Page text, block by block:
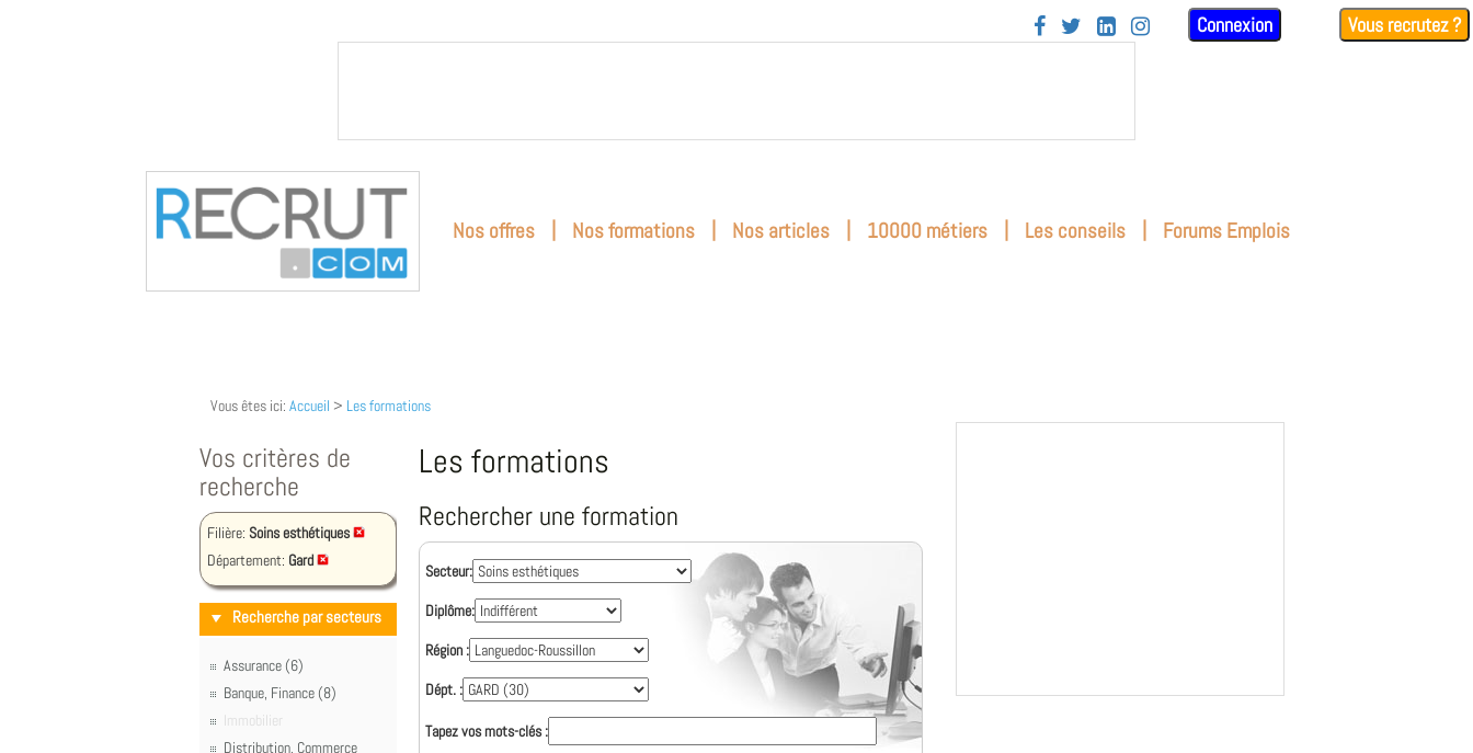
    Connexion Vous recrutez ?
Nos offres | Nos formations | Nos articles | 10000 métiers | Les conseils | Forums Emplois
Vous êtes ici: Accueil > Les formations
Vos critères de
recherche
Filière: Soins esthétiques
Département: Gard
Recherche par secteurs
Assurance (6)
Banque, Finance (8)
Immobilier
Distribution, Commerce
Les formations
Rechercher une formation
Secteur:
Diplôme:
Région :
Dépt. :
Tapez vos mots-clés :